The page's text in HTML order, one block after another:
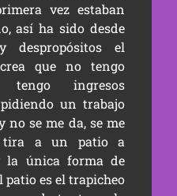
vez estaban
así ha sido desde
despropósitos el
que no tengo
tengo ingresos
un trabajo
no se me da, se me
tira a un patio a
la única forma de
patio es el trapicheo